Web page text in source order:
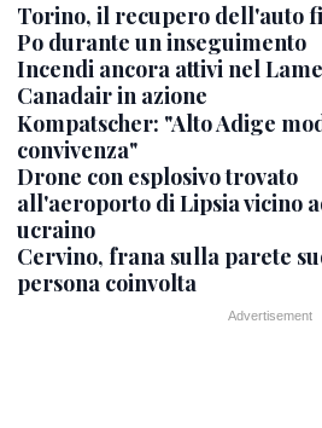
Torino, il recupero dell'auto
Po durante un inseguimento
Incendi ancora attivi nel
Canadair in azione
Kompatscher: "Alto Adige
convivenza"
Drone con esplosivo trovato
all'aeroporto di Lipsia vicino
ucraino
Cervino, frana sulla parete
persona coinvolta